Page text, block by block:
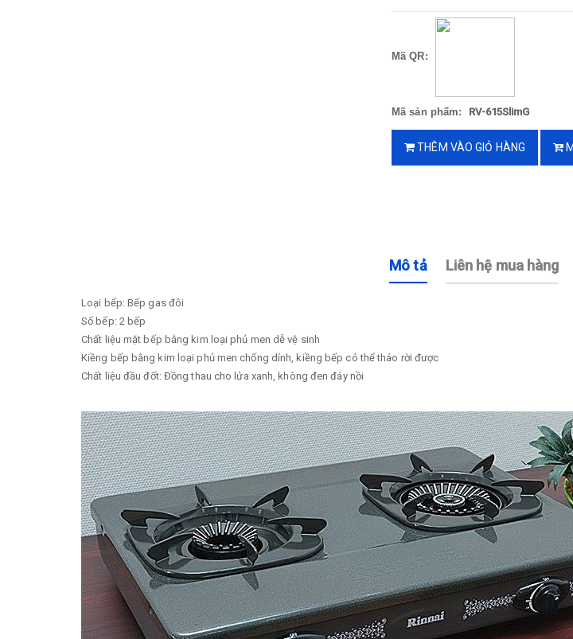
Mã QR:
Mã sản phẩm: RV-615SlimG
THÊM VÀO GIỎ HÀNG
Mô tả Liên hệ mua hàng
Loại bếp: Bếp gas đôi
Số bếp: 2 bếp
Chất liệu mặt bếp bằng kim loại phủ men dễ vệ sinh
Kiềng bếp bằng kim loại phủ men chống dính, kiềng bếp có thể tháo rời được
Chất liệu đầu đốt: Đồng thau cho lửa xanh, không đen đáy nồi